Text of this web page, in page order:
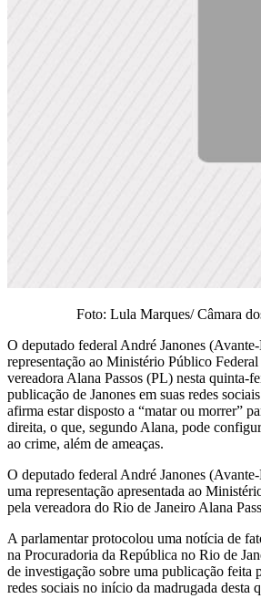
Foto: Lula Marques/ Câmara
O deputado federal André Janones
representação ao Ministério Público
vereadora Alana Passos (PL) nesta quinta-
publicação de Janones em suas redes
afirma estar disposto a “matar ou morrer”
direita, o que, segundo Alana, pode
ao crime, além de ameaças.
O deputado federal André Janones
uma representação apresentada ao
pela vereadora do Rio de Janeiro Alana
A parlamentar protocolou uma notícia de
na Procuradoria da República no Rio de
de investigação sobre uma publicação feita
redes sociais no início da madrugada desta